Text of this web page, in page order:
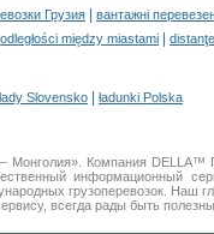
Грузия вантажні
odległości między miastami
Slovensko ładunki Polska
Монголия». Компания DELLA™
информационный
грузоперевозок. Наш
всегда рады быть